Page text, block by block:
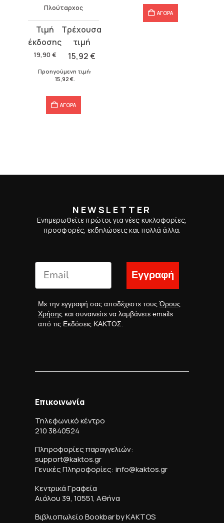
Πλούταρχος
19,90 €
Original
price
was:
15,92€
τρέχουσα
τιμή
15,92 €.
Προηγούμενη τιμή:
15,92 €.
ΑΓΟΡΑ
ΑΓΟΡΑ
NEWSLETTER
Ενημερωθείτε πρώτοι για νέες κυκλοφορίες,
προσφορές, εκδηλώσεις και πολλά άλλα.
Εγγραφή
Με την εγγραφή σας αποδέχεστε τουςΌρους
Χρήσης και συναινείτε να λαμβάνετε emails
από τις Εκδόσεις ΚΑΚΤΟΣ.
Επικοινωνία
Τηλεφωνικό κέντρο
210 3840524
Πληροφορίες παραγγελιών:
support@kaktos.gr
Γενικές Πληροφορίες: info@kaktos.gr
Κεντρικά Γραφεία
Αιόλου 39, 10551, Αθήνα
Βιβλιοπωλείο Bookbar by KAKTOS